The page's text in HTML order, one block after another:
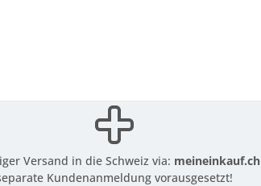
Versand in die Schweiz via: meineinkauf.ch
Kundenanmeldung vorausgesetzt!